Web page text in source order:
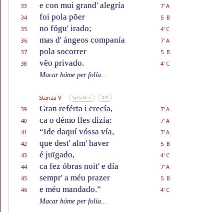
33
e con mui grand' alegría
7' A
34
foi pola põer
5 B
35
no fógu' irado;
4' C
36
mas d' ángeos companía
7' A
37
pola socorrer
5 B
38
vẽo privado.
4' C
Macar hóme per folía...
Stanza V Syllables IPA
39 Gran reférta i crecía,
7' A
40
ca o démo lles dizía:
7' A
41
“Ide daquí vóssa vía,
7' A
42
que dest' alm' haver
5 B
43
é juïgado,
4' C
44
ca fez óbras noit' e día
7' A
45
sempr' a méu prazer
5 B
46
e méu mandado.”
4' C
Macar hóme per folía...